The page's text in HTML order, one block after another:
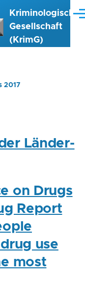
Kriminologische
Gesellschaft
(KrimG)
2017
Länder-
on Drugs
Report
use
most